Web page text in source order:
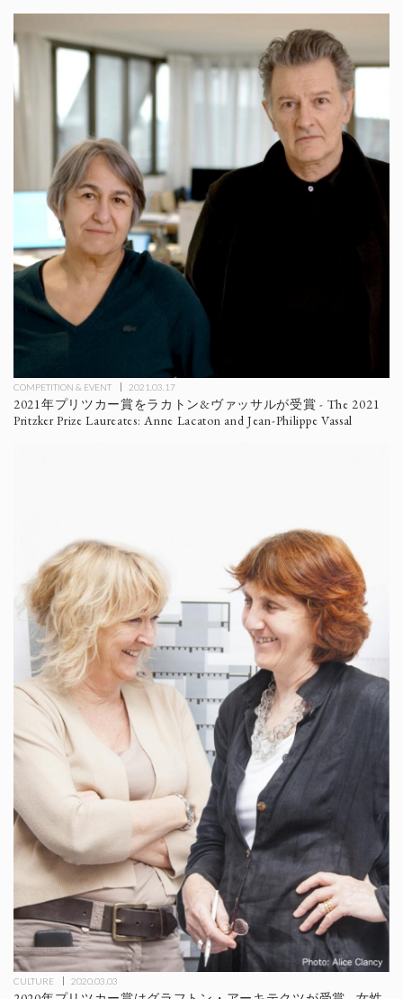
COMPETITION & EVENT 2021.03.17
2021年プリツカー賞をラカトン&ヴァッサルが受賞 - The 2021
Pritzker Prize Laureates: Anne Lacaton and Jean-Philippe Vassal
CULTURE 2020.03.03